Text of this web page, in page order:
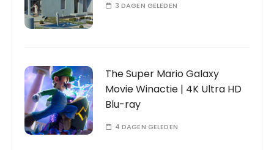
3 DAGEN GELEDEN
The Super Mario Galaxy
Movie Winactie | 4K Ultra HD
Blu-ray
4 DAGEN GELEDEN